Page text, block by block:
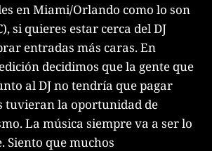
en Miami/Orlando como lo son
si quieres estar cerca del DJ
entradas más caras. En
decidimos que la gente que
al DJ no tendría que pagar
tuvieran la oportunidad de
La música siempre va a ser lo
Siento que muchos